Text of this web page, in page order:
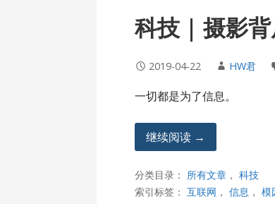
科技 | 摄影
2019-04-22 HW君
一切都是为了信息。
继续阅读 →
分类目录： 所有文章 ，科技
索引标签：互联网 ，信息 ，模